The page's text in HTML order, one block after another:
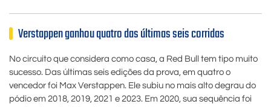
Verstappen ganhou quatro das últimas seis corridas
No circuito que considera como casa, a Red Bull tem tipo muito
sucesso. Das últimas seis edições da prova, em quatro o
vencedor foi Max Verstappen. Ele subiu no mais alto degrau do
pódio em 2018, 2019, 2021 e 2023. Em 2020, sua sequência foi